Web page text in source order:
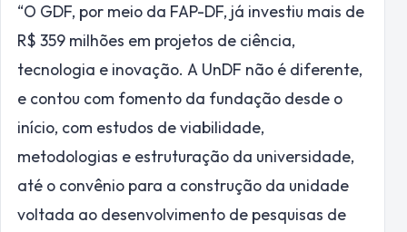
“O GDF, por meio da FAP-DF, já investiu mais de
R$ 359 milhões em projetos de ciência,
tecnologia e inovação. A UnDF não é diferente,
e contou com fomento da fundação desde o
início, com estudos de viabilidade,
metodologias e estruturação da universidade,
até o convênio para a construção da unidade
voltada ao desenvolvimento de pesquisas de